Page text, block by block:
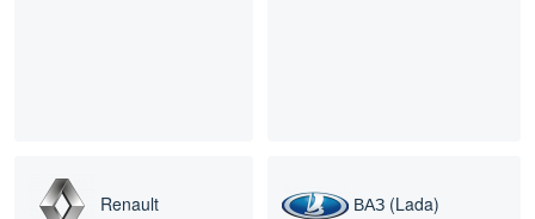
Renault ВАЗ (Lada)